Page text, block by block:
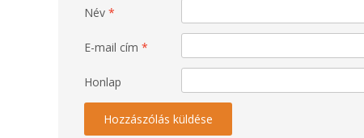
Név *
E-mail cím *
Honlap